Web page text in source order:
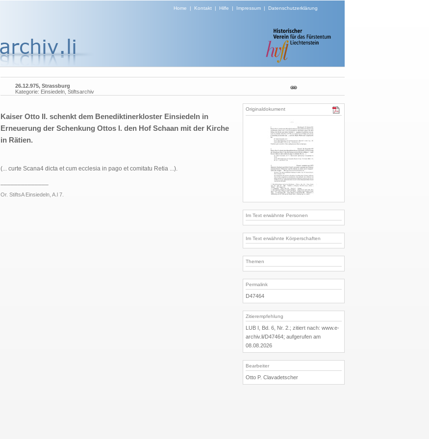
Home | Kontakt| Hilfe | Impressum| Datenschutzerklärung
26.12.975, Strassburg
Kategorie: Einsiedeln, Stiftsarchiv
Kaiser Otto II. schenkt dem Benediktinerkloster Einsiedeln in
Erneuerung der Schenkung Ottos I. den Hof Schaan mit der Kirche
in Rätien.
(... curte Scana4 dicta et cum ecclesia in pago et comitatu Retia ...).
Or. StiftsA Einsiedeln, A.l 7.
Originaldokument
Im Text erwähnte Personen
Im Text erwähnte Körperschaften
Themen
Permalink
D47464
Zitierempfehlung
LUB I, Bd. 6, Nr. 2.; zitiert nach: www.e-
archiv.li/D47464; aufgerufen am
08.08.2026
Bearbeiter
Otto P. Clavadetscher